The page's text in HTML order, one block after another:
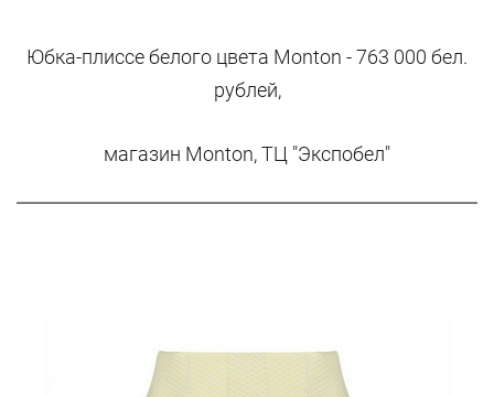
Юбка-плиссе белого цвета Monton - 763 000 бел.
рублей,
магазин Monton, ТЦ "Экспобел"